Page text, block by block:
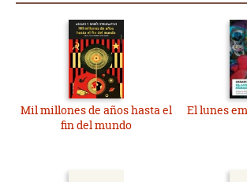
Mil millones de años hasta el
fin del mundo
El lunes